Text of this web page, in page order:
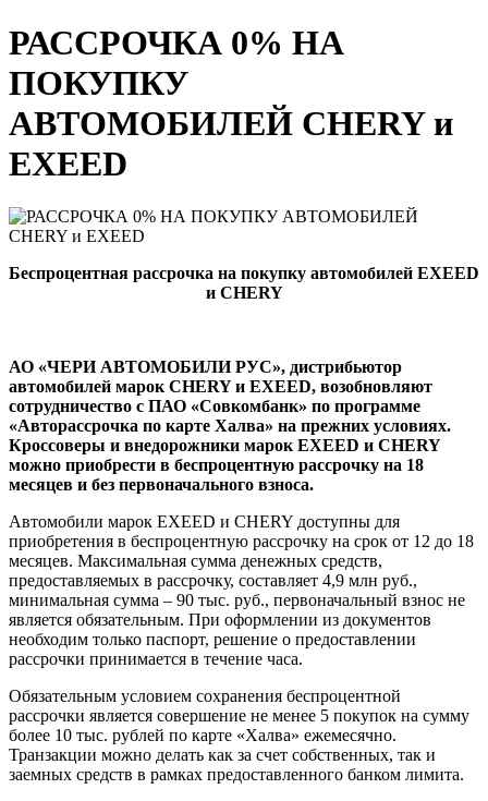
РАССРОЧКА 0% НА
ПОКУПКУ
АВТОМОБИЛЕЙ CHERY и
EXEED
Беспроцентная рассрочка на покупку автомобилей EXEED
и CHERY
АО «ЧЕРИ АВТОМОБИЛИ РУС», дистрибьютор
автомобилей марок CHERYи EXEED, возобновляют
сотрудничество с ПАО «Совкомбанк» по программе
«Авторассрочка по карте Халва» на прежних условиях.
Кроссоверы и внедорожники марок EXEED и CHERY
можно приобрести в беспроцентную рассрочку на 18
месяцев и без первоначального взноса.
Автомобили марок EXEED и CHERY доступны для
приобретения в беспроцентную рассрочку на срок от 12 до 18
месяцев. Максимальная сумма денежных средств,
предоставляемых в рассрочку, составляет 4,9 млн руб.,
минимальная сумма – 90 тыс. руб., первоначальный взнос не
является обязательным. При оформлении из документов
необходим только паспорт, решение о предоставлении
рассрочки принимается в течение часа.
Обязательным условием сохранения беспроцентной
рассрочки является совершение не менее 5 покупок на сумму
более 10 тыс. рублей по карте «Халва» ежемесячно.
Транзакции можно делать как за счет собственных, так и
заемных средств в рамках предоставленного банком лимита.